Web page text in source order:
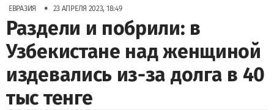
ЕВРАЗИЯ • 23 АПРЕЛЯ 2023, 18:49
Раздели и побрили: в
Узбекистане над женщиной
издевались из-за долга в 40
тыс тенге